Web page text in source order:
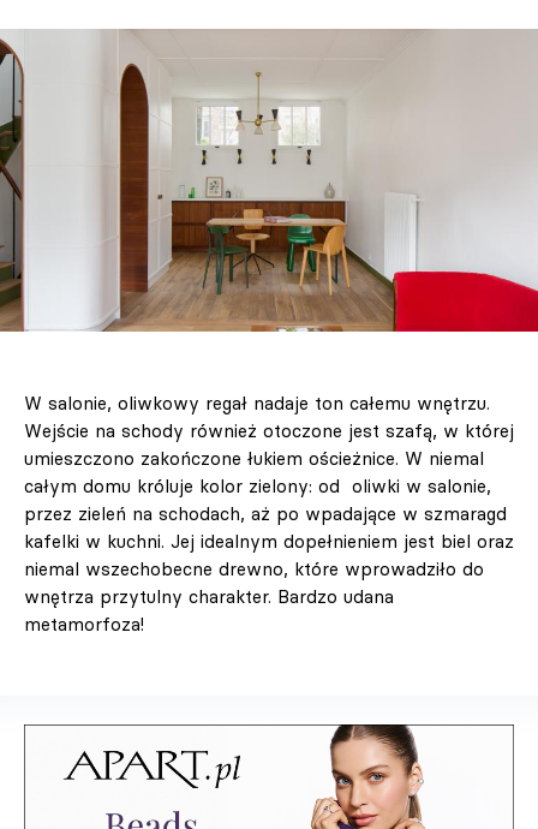
W salonie, oliwkowy regał nadaje ton całemu wnętrzu.
Wejście na schody również otoczone jest szafą, w której
umieszczono zakończone łukiem ościeżnice. W niemal
całym domu króluje kolor zielony: od oliwki w salonie,
przez zieleń na schodach, aż po wpadające w szmaragd
kafelki w kuchni. Jej idealnym dopełnieniem jest biel oraz
niemal wszechobecne drewno, które wprowadziło do
wnętrza przytulny charakter. Bardzo udana
metamorfoza!